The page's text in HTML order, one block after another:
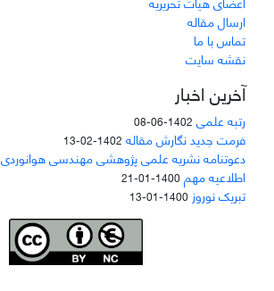
ارسال مقاله
تماس با ما
نقشه سایت
آخرین اخبار
رتبه علمی 1402-06-08
فرمت جدید نگارش مقاله 1402-02-13
دعوتنامه نشریه علمی پژوهشی مهندسی هوانوردی
اطلاعیه مهم1400-01-21
تبریک نوروز 1400-01-13